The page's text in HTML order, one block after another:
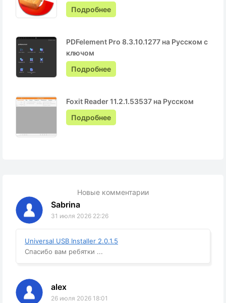
Подробнее
PDFelement Pro 8.3.10.1277 на Русском с
ключом
Подробнее
Foxit Reader 11.2.1.53537 на Русском
Подробнее
Новые комментарии
Sabrina
31 июля 2026 22:26
Universal USB Installer 2.0.1.5
Спасибо вам ребятки ...
alex
26 июля 2026 18:01